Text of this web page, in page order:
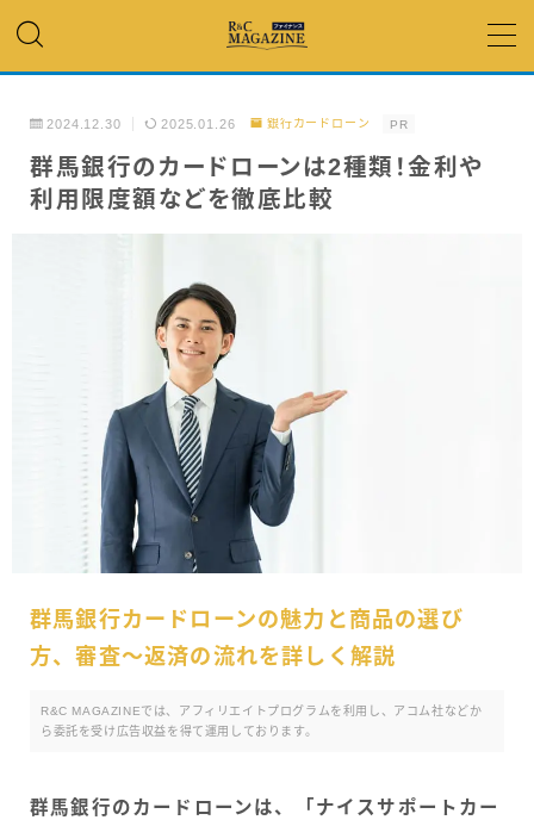
アコム・レイク・ プロミス
銀行カードローン
「低金利」 で借りたい
カードローンランキング
2024.12.30 2025.01.26 銀行カードローン PR
群馬銀行のカードローンは2種類！金利や
利用限度額などを徹底比較
群馬銀行カードローンの魅力と商品の選び
方、審査～返済の流れを詳しく解説
R&C MAGAZINEでは、アフィリエイトプログラムを利用し、アコム社などか
ら委託を受け広告収益を得て運用しております。
群馬銀行のカードローンは、「ナイスサポートカー